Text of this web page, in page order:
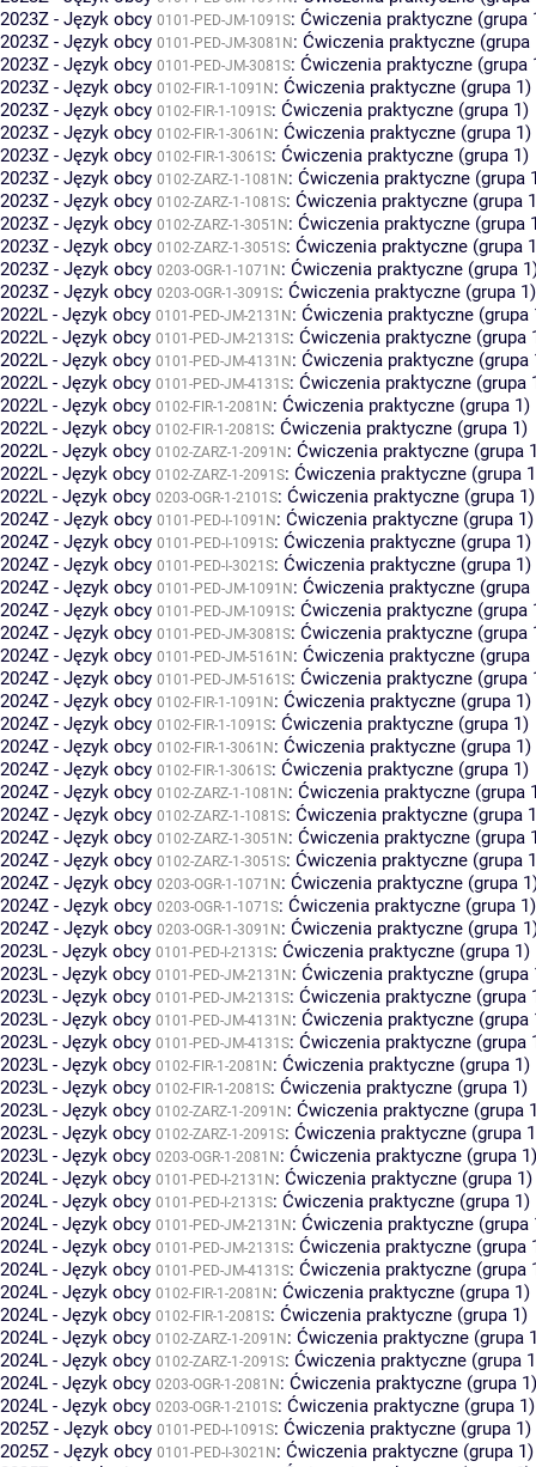
2023Z - Język obcy 0101-PED-JM-1091S: Ćwiczenia praktyczne (grupa
2023Z - Język obcy 0101-PED-JM-3081N : Ćwiczenia praktyczne (grupa
2023Z - Język obcy 0101-PED-JM-3081S: Ćwiczenia praktyczne (grupa
2023Z - Język obcy 0102-FIR-1-1091N : Ćwiczenia praktyczne (grupa 1)
2023Z - Język obcy 0102-FIR-1-1091S: Ćwiczenia praktyczne (grupa 1)
2023Z - Język obcy 0102-FIR-1-3061N : Ćwiczenia praktyczne (grupa 1)
2023Z - Język obcy 0102-FIR-1-3061S: Ćwiczenia praktyczne (grupa 1)
2023Z - Język obcy 0102-ZARZ-1-1081N : Ćwiczenia praktyczne (grupa
2023Z - Język obcy 0102-ZARZ-1-1081S: Ćwiczenia praktyczne (grupa
2023Z - Język obcy 0102-ZARZ-1-3051N : Ćwiczenia praktyczne (grupa
2023Z - Język obcy 0102-ZARZ-1-3051S: Ćwiczenia praktyczne (grupa
2023Z - Język obcy 0203-OGR-1-1071N : Ćwiczenia praktyczne (grupa
2023Z - Język obcy 0203-OGR-1-3091S: Ćwiczenia praktyczne (grupa 1)
2022L - Język obcy 0101-PED-JM-2131N : Ćwiczenia praktyczne (grupa
2022L - Język obcy 0101-PED-JM-2131S: Ćwiczenia praktyczne (grupa
2022L - Język obcy 0101-PED-JM-4131N : Ćwiczenia praktyczne (grupa
2022L - Język obcy 0101-PED-JM-4131S: Ćwiczenia praktyczne (grupa
2022L - Język obcy 0102-FIR-1-2081N : Ćwiczenia praktyczne (grupa 1)
2022L - Język obcy 0102-FIR-1-2081S: Ćwiczenia praktyczne (grupa 1)
2022L - Język obcy 0102-ZARZ-1-2091N : Ćwiczenia praktyczne (grupa
2022L - Język obcy 0102-ZARZ-1-2091S: Ćwiczenia praktyczne (grupa
2022L - Język obcy 0203-OGR-1-2101S: Ćwiczenia praktyczne (grupa 1)
2024Z - Język obcy 0101-PED-I-1091N : Ćwiczenia praktyczne (grupa 1)
2024Z - Język obcy 0101-PED-I-1091S: Ćwiczenia praktyczne (grupa 1)
2024Z - Język obcy 0101-PED-I-3021S: Ćwiczenia praktyczne (grupa 1)
2024Z - Język obcy 0101-PED-JM-1091N : Ćwiczenia praktyczne (grupa
2024Z - Język obcy 0101-PED-JM-1091S: Ćwiczenia praktyczne (grupa
2024Z - Język obcy 0101-PED-JM-3081S: Ćwiczenia praktyczne (grupa
2024Z - Język obcy 0101-PED-JM-5161N : Ćwiczenia praktyczne (grupa
2024Z - Język obcy 0101-PED-JM-5161S: Ćwiczenia praktyczne (grupa
2024Z - Język obcy 0102-FIR-1-1091N : Ćwiczenia praktyczne (grupa 1)
2024Z - Język obcy 0102-FIR-1-1091S: Ćwiczenia praktyczne (grupa 1)
2024Z - Język obcy 0102-FIR-1-3061N : Ćwiczenia praktyczne (grupa 1)
2024Z - Język obcy 0102-FIR-1-3061S: Ćwiczenia praktyczne (grupa 1)
2024Z - Język obcy 0102-ZARZ-1-1081N : Ćwiczenia praktyczne (grupa
2024Z - Język obcy 0102-ZARZ-1-1081S: Ćwiczenia praktyczne (grupa
2024Z - Język obcy 0102-ZARZ-1-3051N : Ćwiczenia praktyczne (grupa
2024Z - Język obcy 0102-ZARZ-1-3051S: Ćwiczenia praktyczne (grupa
2024Z - Język obcy 0203-OGR-1-1071N : Ćwiczenia praktyczne (grupa
2024Z - Język obcy 0203-OGR-1-1071S: Ćwiczenia praktyczne (grupa 1)
2024Z - Język obcy 0203-OGR-1-3091N : Ćwiczenia praktyczne (grupa
2023L - Język obcy 0101-PED-I-2131S: Ćwiczenia praktyczne (grupa 1)
2023L - Język obcy 0101-PED-JM-2131N : Ćwiczenia praktyczne (grupa
2023L - Język obcy 0101-PED-JM-2131S: Ćwiczenia praktyczne (grupa
2023L - Język obcy 0101-PED-JM-4131N : Ćwiczenia praktyczne (grupa
2023L - Język obcy 0101-PED-JM-4131S: Ćwiczenia praktyczne (grupa
2023L - Język obcy 0102-FIR-1-2081N : Ćwiczenia praktyczne (grupa 1)
2023L - Język obcy 0102-FIR-1-2081S: Ćwiczenia praktyczne (grupa 1)
2023L - Język obcy 0102-ZARZ-1-2091N : Ćwiczenia praktyczne (grupa
2023L - Język obcy 0102-ZARZ-1-2091S: Ćwiczenia praktyczne (grupa
2023L - Język obcy 0203-OGR-1-2081N : Ćwiczenia praktyczne (grupa 1)
2024L - Język obcy 0101-PED-I-2131N : Ćwiczenia praktyczne (grupa 1)
2024L - Język obcy 0101-PED-I-2131S: Ćwiczenia praktyczne (grupa 1)
2024L - Język obcy 0101-PED-JM-2131N : Ćwiczenia praktyczne (grupa
2024L - Język obcy 0101-PED-JM-2131S: Ćwiczenia praktyczne (grupa
2024L - Język obcy 0101-PED-JM-4131S: Ćwiczenia praktyczne (grupa
2024L - Język obcy 0102-FIR-1-2081N : Ćwiczenia praktyczne (grupa 1)
2024L - Język obcy 0102-FIR-1-2081S: Ćwiczenia praktyczne (grupa 1)
2024L - Język obcy 0102-ZARZ-1-2091N : Ćwiczenia praktyczne (grupa
2024L - Język obcy 0102-ZARZ-1-2091S: Ćwiczenia praktyczne (grupa
2024L - Język obcy 0203-OGR-1-2081N : Ćwiczenia praktyczne (grupa 1)
2024L - Język obcy 0203-OGR-1-2101S: Ćwiczenia praktyczne (grupa 1)
2025Z - Język obcy 0101-PED-I-1091S: Ćwiczenia praktyczne (grupa 1)
2025Z - Język obcy 0101-PED-I-3021N : Ćwiczenia praktyczne (grupa 1)